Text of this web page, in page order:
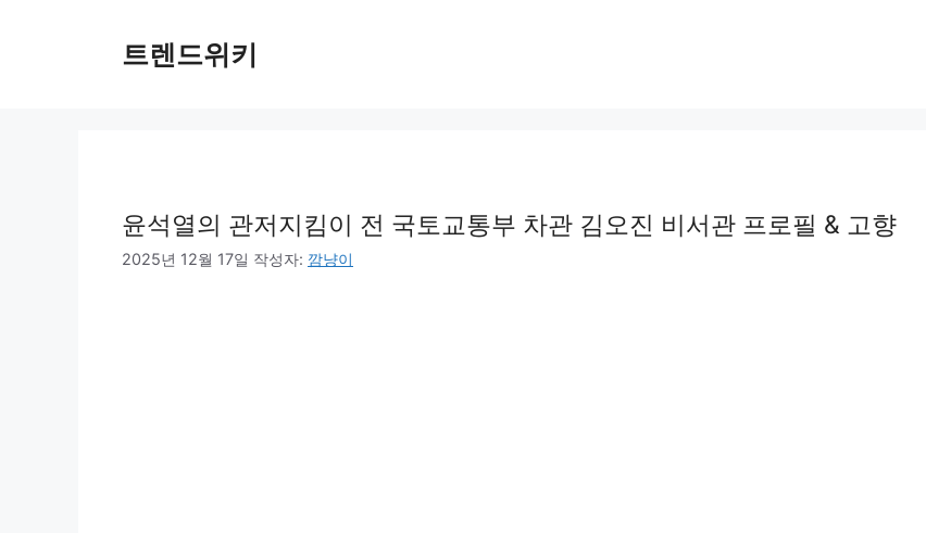
트렌드위키
윤석열의 관저지킴이 전 국토교통부 차관 김오진 비서관 프로필 & 고향
2025년 12월 17일 작성자: 깜냥이